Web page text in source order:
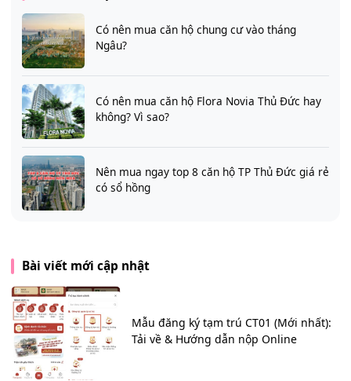
Có nên mua căn hộ chung cư vào tháng
Ngâu?
Có nên mua căn hộ Flora Novia Thủ Đức hay
không? Vì sao?
Nên mua ngay top 8 căn hộ TP Thủ Đức giá rẻ
có sổ hồng
Bài viết mới cập nhật
Mẫu đăng ký tạm trú CT01 (Mới nhất):
Tải về & Hướng dẫn nộp Online